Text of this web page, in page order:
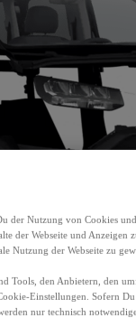
der Nutzung von Cookies
der Webseite und Anzeigen
Nutzung der Webseite zu
Tools, den Anbietern, den
Einstellungen. Sofern
nur technisch